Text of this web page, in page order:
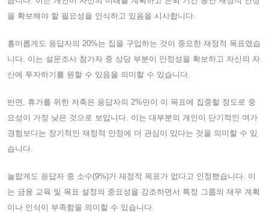
을 확보해야 할 필요성을 인식하고 있음을 시사합니다.
흥미롭게도 응답자의 20%는 집을 구입하는 것이 중요한 재정적 목표였습
니다. 이는 설문조사 참가자 중 상당 부분이 안정성을 확보하고 자신의 자
산에 투자하기를 원할 수 있음을 의미할 수 있습니다.
반면, 휴가를 위한 저축은 응답자의 2%만이 이 목표에 집중할 정도로 중
요성이 가장 낮은 것으로 보입니다. 이는 대부분의 개인이 단기적인 여가 ​​
경험보다는 장기적인 재정적 안정에 더 관심이 있다는 것을 의미할 수 있
습니다.
놀랍게도 응답자 중 소수(9%)가 재정적 목표가 없다고 인정했습니다. 이
는 금융 교육 및 목표 설정의 중요성을 강조하면서 특정 그룹의 재무 계획
이나 인식이 부족함을 의미할 수 있습니다.